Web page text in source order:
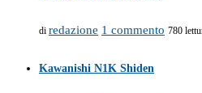
di redazione 1 commento 780
Kawanishi N1K Shiden